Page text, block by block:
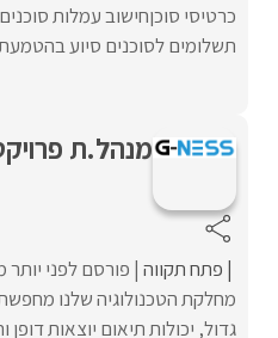
כרטיסי סוכןחישוב עמלות
תשלומים לסוכנים סיוע בהטמעת
מנהל.ת
פתח תקווה פורסם לפני יותר
מחלקת הטכנולוגיה שלנו
גדול, יכולות תיאום יוצאות